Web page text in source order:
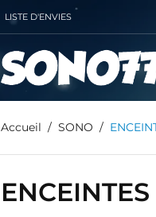
LISTE D'ENVIES
Accueil SONO
ENCEINTES